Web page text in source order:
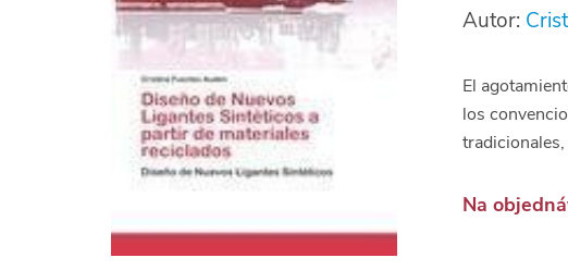
Autor:
El
los
Na